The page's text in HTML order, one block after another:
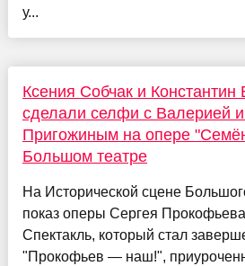
у...
Ксения Собчак и Константин
сделали селфи с Валерией
Пригожиным на опере
Большом театре
На Исторической сцене
показ оперы Сергея
Спектакль, который стал
"Прокофьев — наш!",